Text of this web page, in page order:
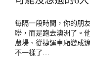
每隔一段時間，你的朋
聯，而是跑去澳洲了。
農場、從捷運車廂變成
不一樣了…